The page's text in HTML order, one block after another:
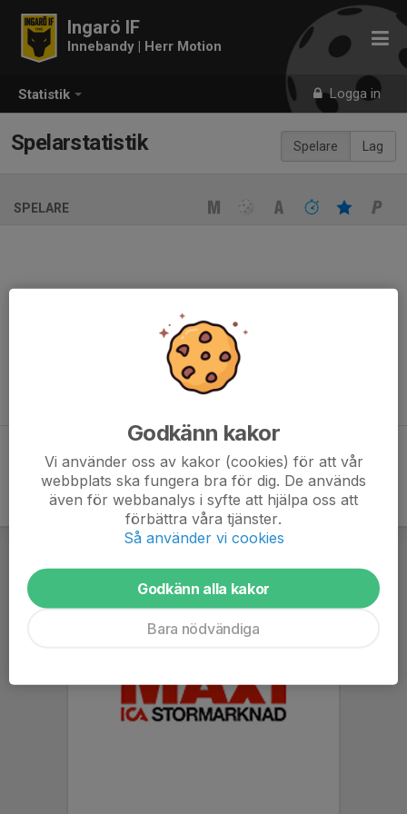
Statistik Logga in
Ingarö IF
Innebandy | Herr Motion
Spelare Lag
Spelarstatistik
SPELARE
När ni fyller i uppställning på respektive match visas statistiken
automatiskt på denna sida
Godkänn kakor
Vi använder oss av kakor (cookies) för att vår
webbplats ska fungera bra för dig. De används
även för webbanalys i syfte att hjälpa oss att
förbättra våra tjänster.
Så använder vi cookies
Godkänn alla kakor
Bara nödvändiga